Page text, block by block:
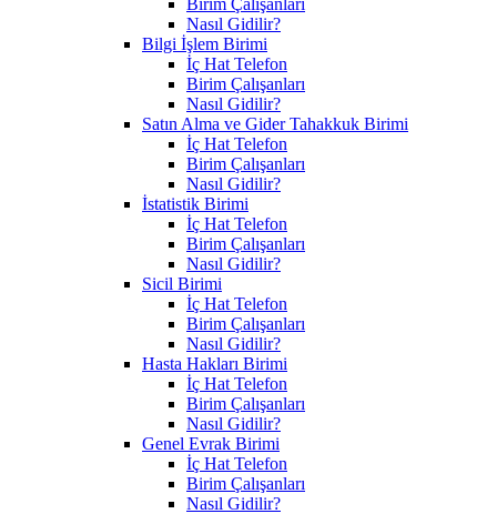
Nasıl Gidilir?
Bilgi İşlem Birimi
İç Hat Telefon
Birim Çalışanları
Nasıl Gidilir?
Satın Alma ve Gider Tahakkuk Birimi
İç Hat Telefon
Birim Çalışanları
Nasıl Gidilir?
İstatistik Birimi
İç Hat Telefon
Birim Çalışanları
Nasıl Gidilir?
Sicil Birimi
İç Hat Telefon
Birim Çalışanları
Nasıl Gidilir?
Hasta Hakları Birimi
İç Hat Telefon
Birim Çalışanları
Nasıl Gidilir?
Genel Evrak Birimi
İç Hat Telefon
Birim Çalışanları
Nasıl Gidilir?